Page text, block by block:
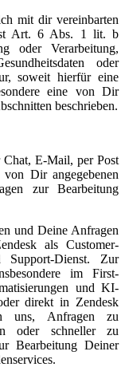
mit dir vereinbarten
ist Art. 6 Abs. 1 lit. b
oder Verarbeitung,
oder
soweit hierfür eine
eine von Dir
beschrieben.
E-Mail, per Post
Dir angegebenen
zur Bearbeitung
und Deine Anfragen
als Customer-
Support-Dienst. Zur
im First-
und KI-
direkt in Zendesk
uns, Anfragen zu
oder schneller zu
Bearbeitung Deiner